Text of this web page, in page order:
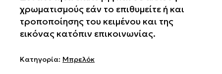
I
Hercegovina
Μπρελοκ
χρωματισμούς εάν το επιθυμείτε ή και
τροποποίησης του κειμένου και της
εικόνας κατόπιν επικοινωνίας.
Κατηγορία: Μπρελόκ